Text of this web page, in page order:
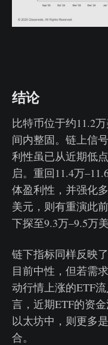
结论
比特币位于约11.2
间内整固。链上信
利性虽已从近期低
启。重回11.4万
体盈利性，并强化
美元，则有重演此
下探至9.3万–9.5万美
链下指标同样反映
目前中性，但若需
动行情上涨的ETF
言，近期ETF的资
以太坊中，则更多
合。